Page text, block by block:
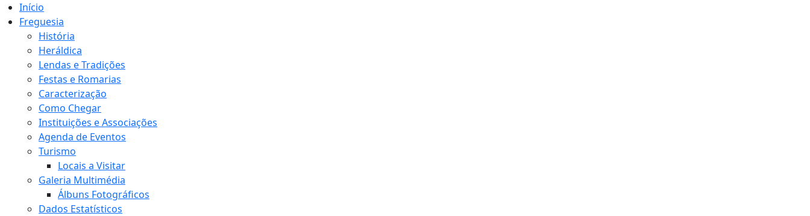
Início
Freguesia
História
Heráldica
Lendas e Tradições
Festas e Romarias
Caracterização
Como Chegar
Instituições e Associações
Agenda de Eventos
Turismo
Locais a Visitar
Galeria Multimédia
Álbuns Fotográficos
Dados Estatísticos